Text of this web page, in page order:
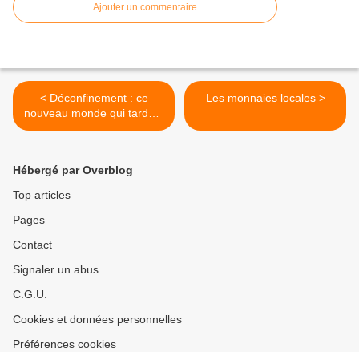
Ajouter un commentaire
< Déconfinement : ce
nouveau monde qui tarde à
apparaître
Les monnaies locales >
Hébergé par Overblog
Top articles
Pages
Contact
Signaler un abus
C.G.U.
Cookies et données personnelles
Préférences cookies